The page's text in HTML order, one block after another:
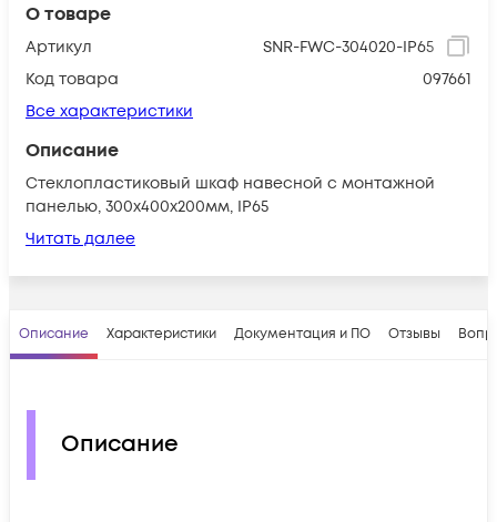
О товаре
Артикул
SNR-FWС-304020-IP65
Код товара
097661
Все характеристики
Описание
Стеклопластиковый шкаф навесной с монтажной
панелью, 300х400х200мм, IP65
Читать далее
Описание Характеристики Документация и ПО Отзывы
Описание